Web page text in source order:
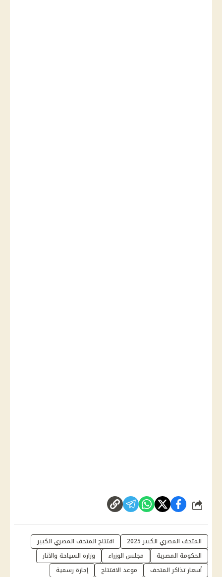
شارك
المتحف المصري الكبير 2025
افتتاح المتحف المصري الكبير
الحكومة المصرية
مجلس الوزراء
وزارة السياحة والآثار
أسعار تذاكر المتحف
موعد الافتتاح
إجازة رسمية